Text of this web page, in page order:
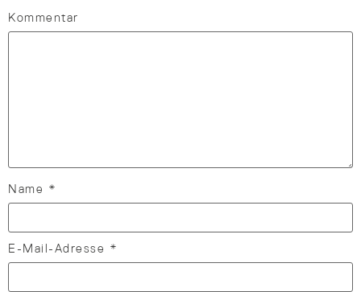
Kommentar
Name *
E-Mail-Adresse *